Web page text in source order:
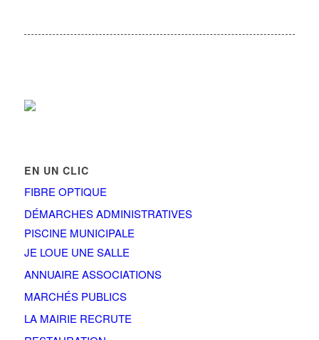
EN UN CLIC
FIBRE OPTIQUE
DÉMARCHES ADMINISTRATIVES
PISCINE MUNICIPALE
JE LOUE UNE SALLE
ANNUAIRE ASSOCIATIONS
MARCHÉS PUBLICS
LA MAIRIE RECRUTE